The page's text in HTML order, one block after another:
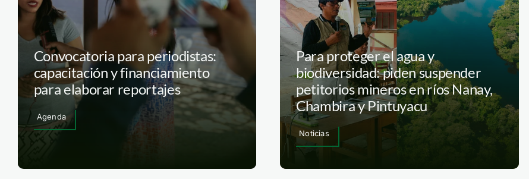
Convocatoria para periodistas:
capacitación y financiamiento
para elaborar reportajes
Agenda
Para proteger el agua y
biodiversidad: piden suspender
petitorios mineros en ríos Nanay,
Chambira y Pintuyacu
Noticias